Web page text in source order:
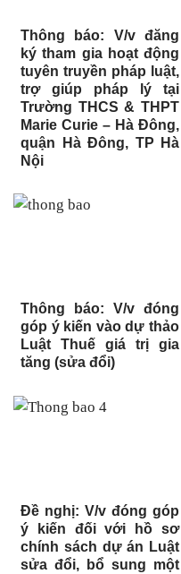
Thông báo: V/v đăng
ký tham gia hoạt động
tuyên truyền pháp luật,
trợ giúp pháp lý tại
Trường THCS & THPT
Marie Curie – Hà Đông,
quận Hà Đông, TP Hà
Nội
Thông báo: V/v đóng
góp ý kiến vào dự thảo
Luật Thuế giá trị gia
tăng (sửa đổi)
Đề nghị: V/v đóng góp
ý kiến đối với hồ sơ
chính sách dự án Luật
sửa đổi, bổ sung một